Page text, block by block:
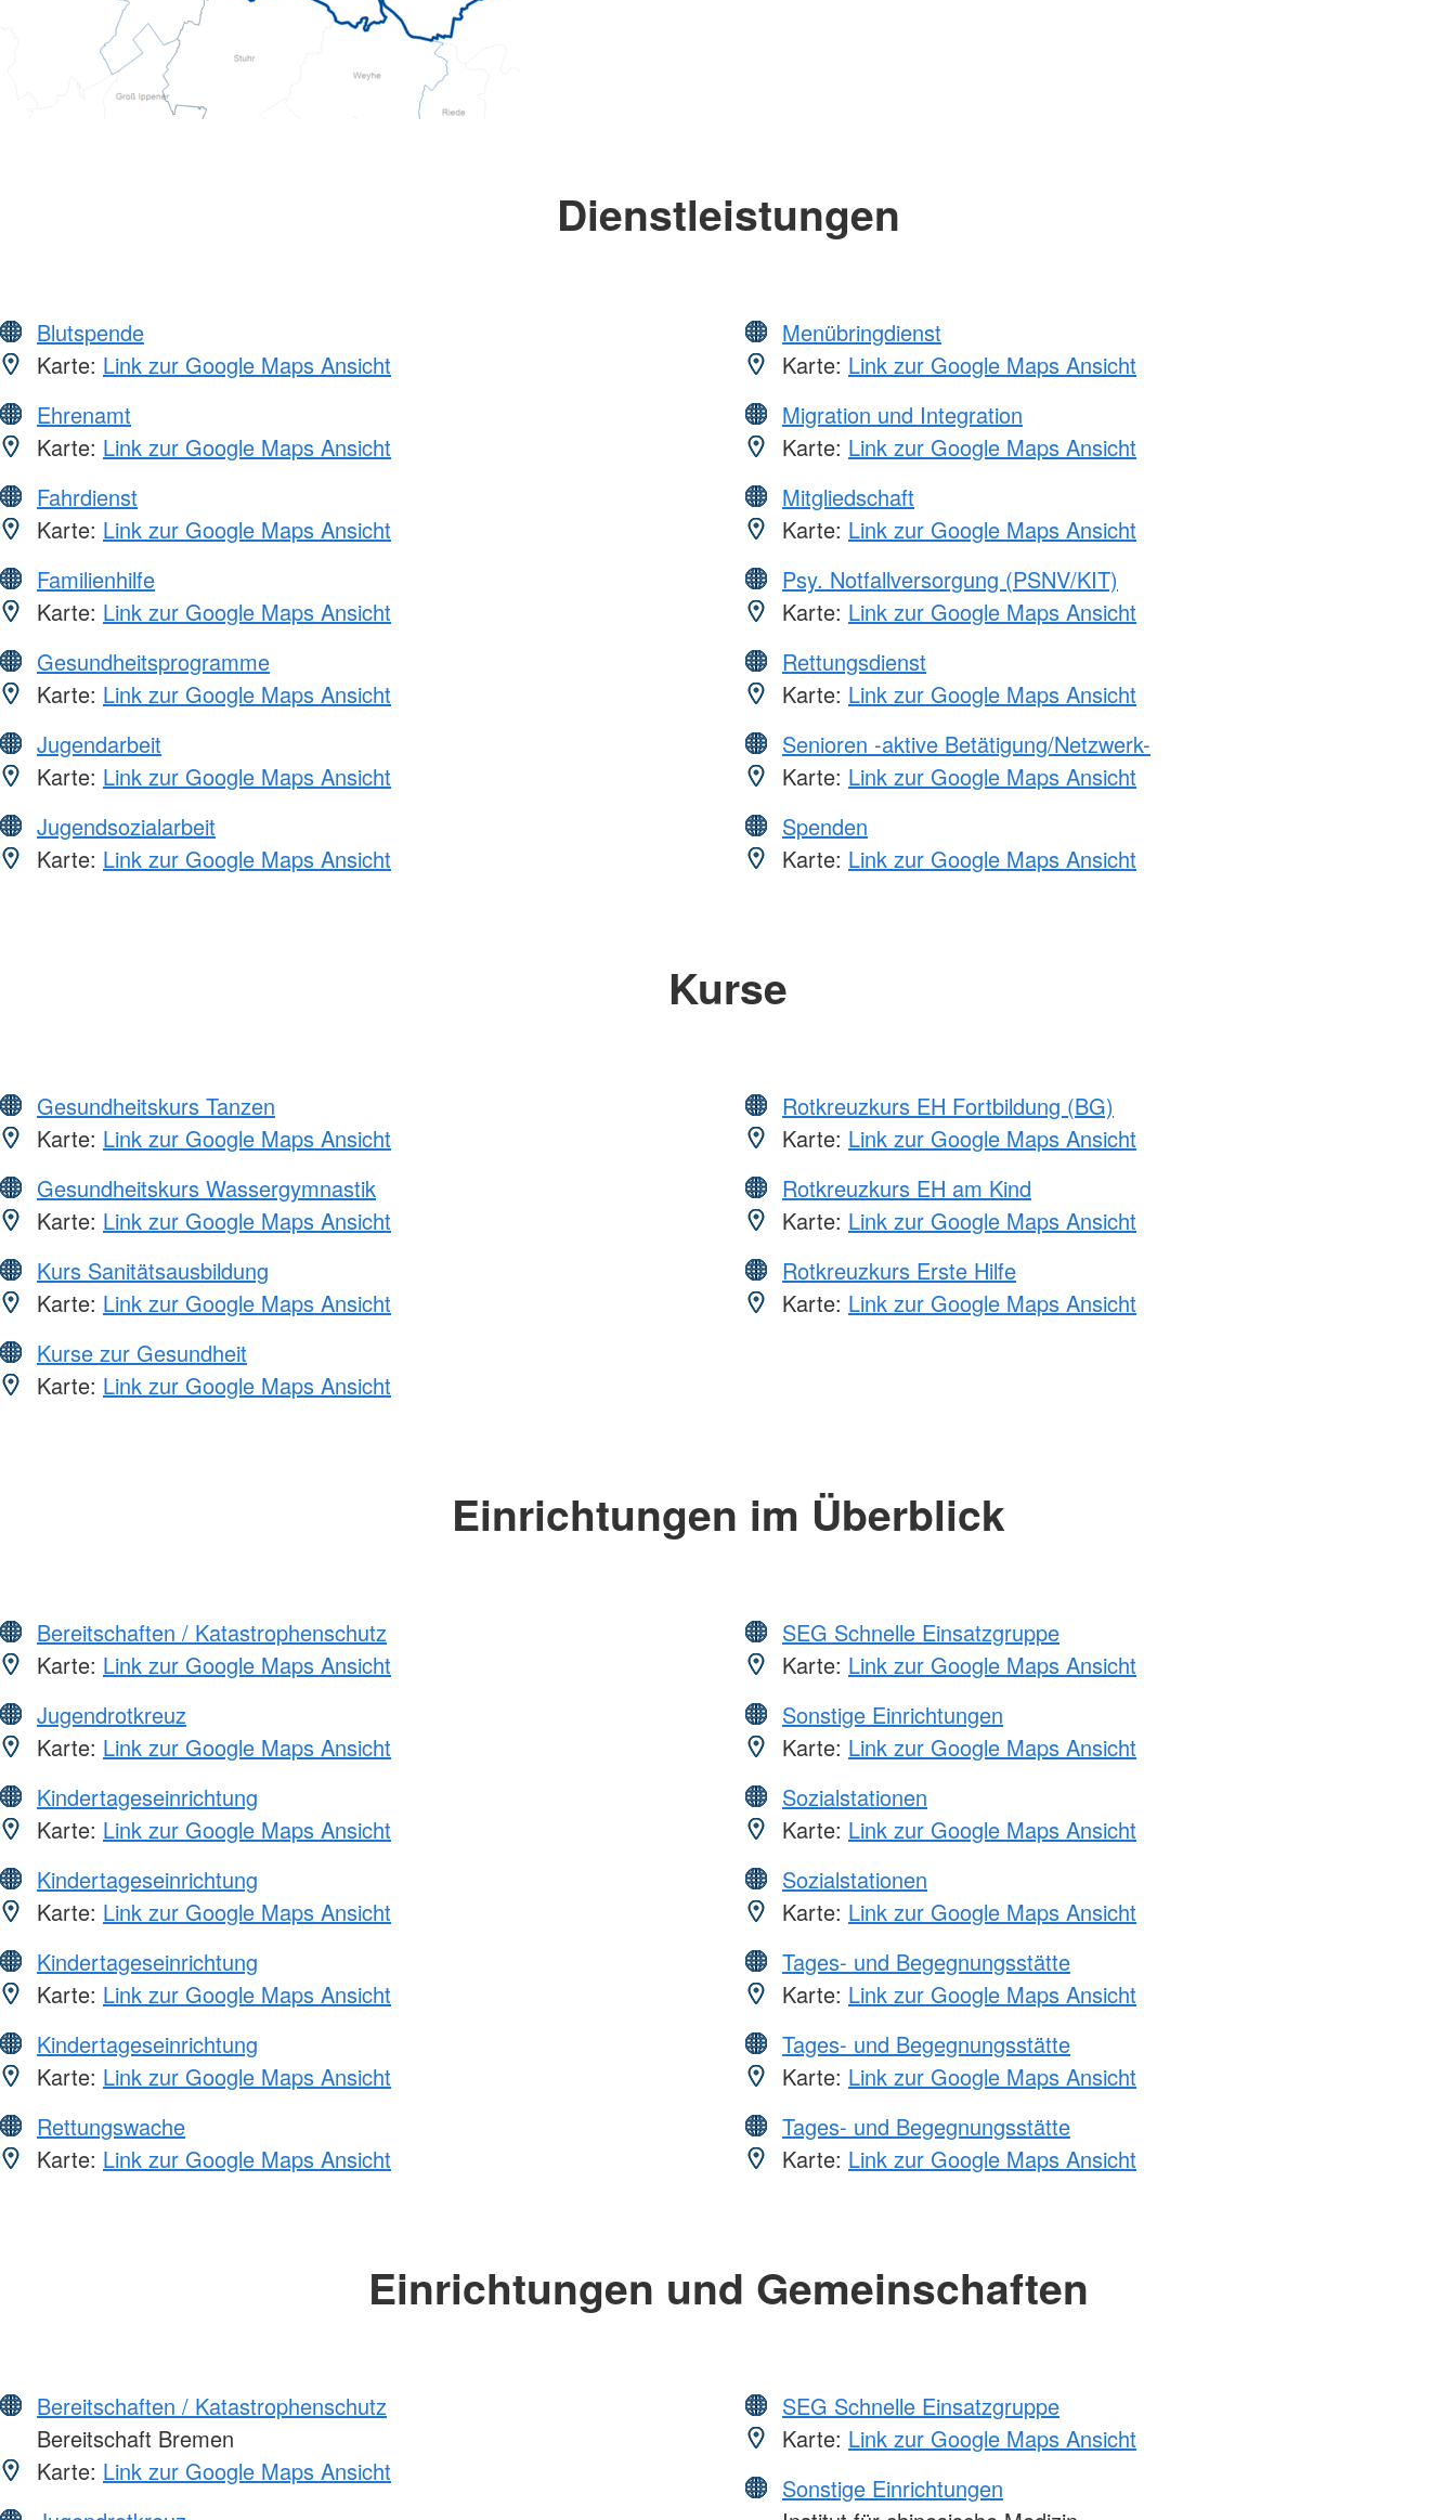
Dienstleistungen
Blutspende
Karte: Link zur Google Maps Ansicht
Ehrenamt
Karte: Link zur Google Maps Ansicht
Fahrdienst
Karte: Link zur Google Maps Ansicht
Familienhilfe
Karte: Link zur Google Maps Ansicht
Gesundheitsprogramme
Karte: Link zur Google Maps Ansicht
Jugendarbeit
Karte: Link zur Google Maps Ansicht
Jugendsozialarbeit
Karte: Link zur Google Maps Ansicht
Menübringdienst
Karte: Link zur Google Maps Ansicht
Migration und Integration
Karte: Link zur Google Maps Ansicht
Mitgliedschaft
Karte: Link zur Google Maps Ansicht
Psy. Notfallversorgung (PSNV/KIT)
Karte: Link zur Google Maps Ansicht
Rettungsdienst
Karte: Link zur Google Maps Ansicht
Senioren -aktive Betätigung/Netzwerk-
Karte: Link zur Google Maps Ansicht
Spenden
Karte: Link zur Google Maps Ansicht
Kurse
Gesundheitskurs Tanzen
Karte: Link zur Google Maps Ansicht
Gesundheitskurs Wassergymnastik
Karte: Link zur Google Maps Ansicht
Kurs Sanitätsausbildung
Karte: Link zur Google Maps Ansicht
Kurse zur Gesundheit
Karte: Link zur Google Maps Ansicht
Rotkreuzkurs EH Fortbildung (BG)
Karte: Link zur Google Maps Ansicht
Rotkreuzkurs EH am Kind
Karte: Link zur Google Maps Ansicht
Rotkreuzkurs Erste Hilfe
Karte: Link zur Google Maps Ansicht
Einrichtungen im Überblick
Bereitschaften / Katastrophenschutz
Karte: Link zur Google Maps Ansicht
Jugendrotkreuz
Karte: Link zur Google Maps Ansicht
Kindertageseinrichtung
Karte: Link zur Google Maps Ansicht
Kindertageseinrichtung
Karte: Link zur Google Maps Ansicht
Kindertageseinrichtung
Karte: Link zur Google Maps Ansicht
Kindertageseinrichtung
Karte: Link zur Google Maps Ansicht
Rettungswache
Karte: Link zur Google Maps Ansicht
SEG Schnelle Einsatzgruppe
Karte: Link zur Google Maps Ansicht
Sonstige Einrichtungen
Karte: Link zur Google Maps Ansicht
Sozialstationen
Karte: Link zur Google Maps Ansicht
Sozialstationen
Karte: Link zur Google Maps Ansicht
Tages- und Begegnungsstätte
Karte: Link zur Google Maps Ansicht
Tages- und Begegnungsstätte
Karte: Link zur Google Maps Ansicht
Tages- und Begegnungsstätte
Karte: Link zur Google Maps Ansicht
Einrichtungen und Gemeinschaften
Bereitschaften / Katastrophenschutz
Bereitschaft Bremen
Karte: Link zur Google Maps Ansicht
SEG Schnelle Einsatzgruppe
Karte: Link zur Google Maps Ansicht
Sonstige Einrichtungen